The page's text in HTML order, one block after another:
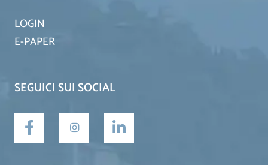
LOGIN
E-PAPER
SEGUICI SUI SOCIAL